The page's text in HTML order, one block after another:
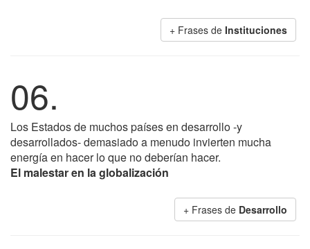
+ Frases de Instituciones
06.
Los Estados de muchos países en desarrollo -y
desarrollados- demasiado a menudo invierten mucha
energía en hacer lo que no deberían hacer.
El malestar en la globalización
+ Frases de Desarrollo